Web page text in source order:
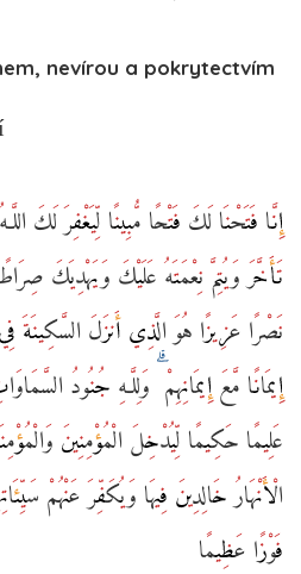
nevírou a pokrytectvím
إِنَّا فَتَحْنَا لَكَ فَتْحًا مُّبِينًا لِّيَغْفِرَ لَكَ
تَأَخَّرَ وَيُتِمَّ نِعْمَتَهُ عَلَيْكَ وَيَهْدِيَكَ
نَصْرًا عَزِيزًا هُوَ الَّذِي أَنزَلَ السَّكِينَةَ
إِيمَانًا مَّعَ إِيمَانِهِمْ ۗ وَلِلَّـهِ جُنُودُ
عَلِيمًا حَكِيمًا لِّيُدْخِلَ الْمُؤْمِنِينَ
الْأَنْهَارُ خَالِدِينَ فِيهَا وَيُكَفِّرَ عَنْهُمْ
فَوْزًا عَظِيمًا